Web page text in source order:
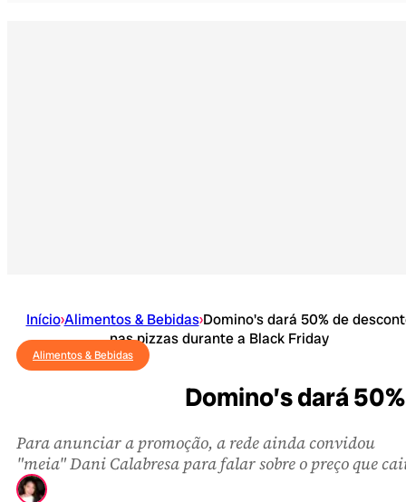
Início›Alimentos & Bebidas›Domino's dará 50% de
nas pizzas durante a Black Friday
Alimentos & Bebidas
Domino’s dará
Para anunciar a promoção, a rede ainda convidou
"meia" Dani Calabresa para falar sobre o preço que